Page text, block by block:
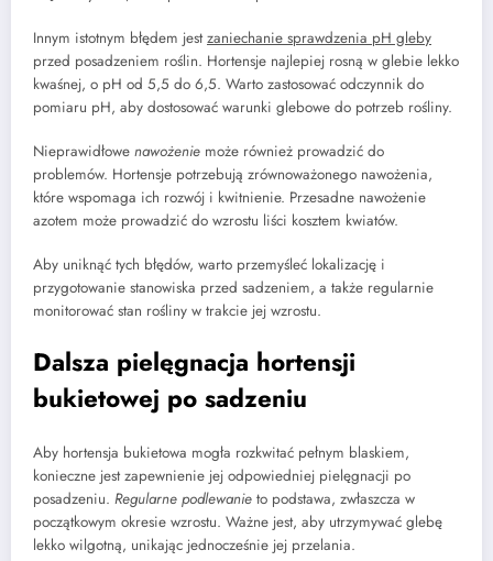
Innym istotnym błędem jestzaniechanie sprawdzenia pH gleby
przed posadzeniem roślin. Hortensje najlepiej rosną w glebie lekko
kwaśnej, o pH od 5,5 do 6,5. Warto zastosować odczynnik do
pomiaru pH, aby dostosować warunki glebowe do potrzeb rośliny.
Nieprawidłowe nawożenie może również prowadzić do
problemów. Hortensje potrzebują zrównoważonego nawożenia,
które wspomaga ich rozwój i kwitnienie. Przesadne nawożenie
azotem może prowadzić do wzrostu liści kosztem kwiatów.
Aby uniknąć tych błędów, warto przemyśleć lokalizację i
przygotowanie stanowiska przed sadzeniem, a także regularnie
monitorować stan rośliny w trakcie jej wzrostu.
Dalsza pielęgnacja hortensji
bukietowej po sadzeniu
Aby hortensja bukietowa mogła rozkwitać pełnym blaskiem,
konieczne jest zapewnienie jej odpowiedniej pielęgnacji po
posadzeniu. Regularne podlewanie to podstawa, zwłaszcza w
początkowym okresie wzrostu. Ważne jest, aby utrzymywać glebę
lekko wilgotną, unikając jednocześnie jej przelania.